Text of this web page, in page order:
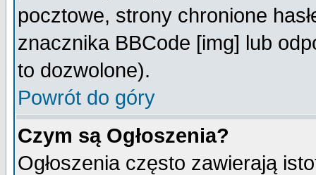
pocztowe, strony chronione
znacznika BBCode [img] lub
to dozwolone).
Powrót do góry
Czym są Ogłoszenia?
Ogłoszenia często zawierają